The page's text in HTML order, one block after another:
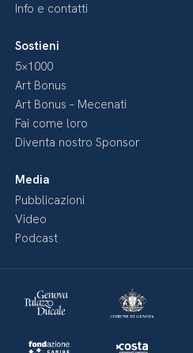
Info e contatti
Sostieni
5×1000
Art Bonus
Art Bonus – Mecenati
Fai come loro
Diventa nostro Sponsor
Media
Pubblicazioni
Video
Podcast